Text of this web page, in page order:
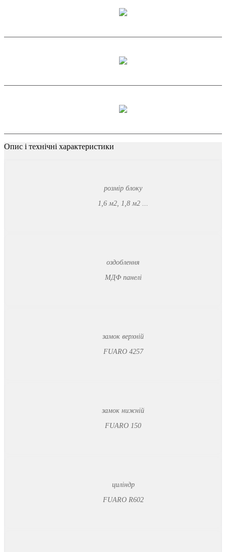
Опис і технічні характеристики
розмір блоку
1,6 м2, 1,8 м2 ...
оздоблення
МДФ панелі
замок верхній
FUARO 4257
замок нижній
FUARO 150
циліндр
FUARO R602